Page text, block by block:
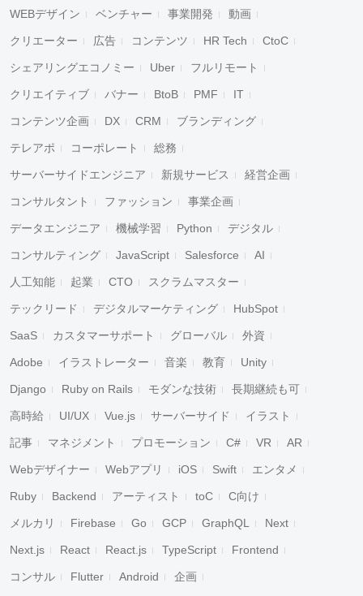
WEBデザイン ベンチャー 事業開発 動画
クリエーター 広告 コンテンツ HR Tech CtoC
シェアリングエコノミー Uber フルリモート
クリエイティブ バナー BtoB PMF IT
コンテンツ企画 DX CRM ブランディング
テレアポ コーポレート 総務
サーバーサイドエンジニア 新規サービス 経営企画
コンサルタント ファッション 事業企画
データエンジニア 機械学習 Python デジタル
コンサルティング JavaScript Salesforce AI
人工知能 起業 CTO スクラムマスター
テックリード デジタルマーケティング HubSpot
SaaS カスタマーサポート グローバル 外資
Adobe イラストレーター 音楽 教育 Unity
Django Ruby on Rails モダンな技術 長期継続も可
高時給 UI/UX Vue.js サーバーサイド イラスト
記事 マネジメント プロモーション C# VR AR
Webデザイナー Webアプリ iOS Swift エンタメ
Ruby Backend アーティスト toC C向け
メルカリ Firebase Go GCP GraphQL Next
Next.js React React.js TypeScript Frontend
コンサル Flutter Android 企画